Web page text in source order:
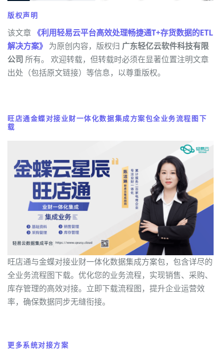
版权声明
该文章 《利用轻易云平台高效处理畅捷通T+存货数据的ETL
解决方案》 为原创内容，版权归 广东轻亿云软件科技有限
公司 所有。 欢迎转载，但转载时必须在显著位置注明文章
出处（包括原文链接）等信息，以尊重版权。
旺店通金蝶对接业财一体化数据集成方案包全业务流程图下
载
旺店通与金蝶对接业财一体化数据集成方案包，包含详尽的
全业务流程图下载。优化您的业务流程，实现销售、采购、
库存管理的高效对接。立即下载流程图，提升企业运营效
率，确保数据同步无缝衔接。
更多系统对接方案